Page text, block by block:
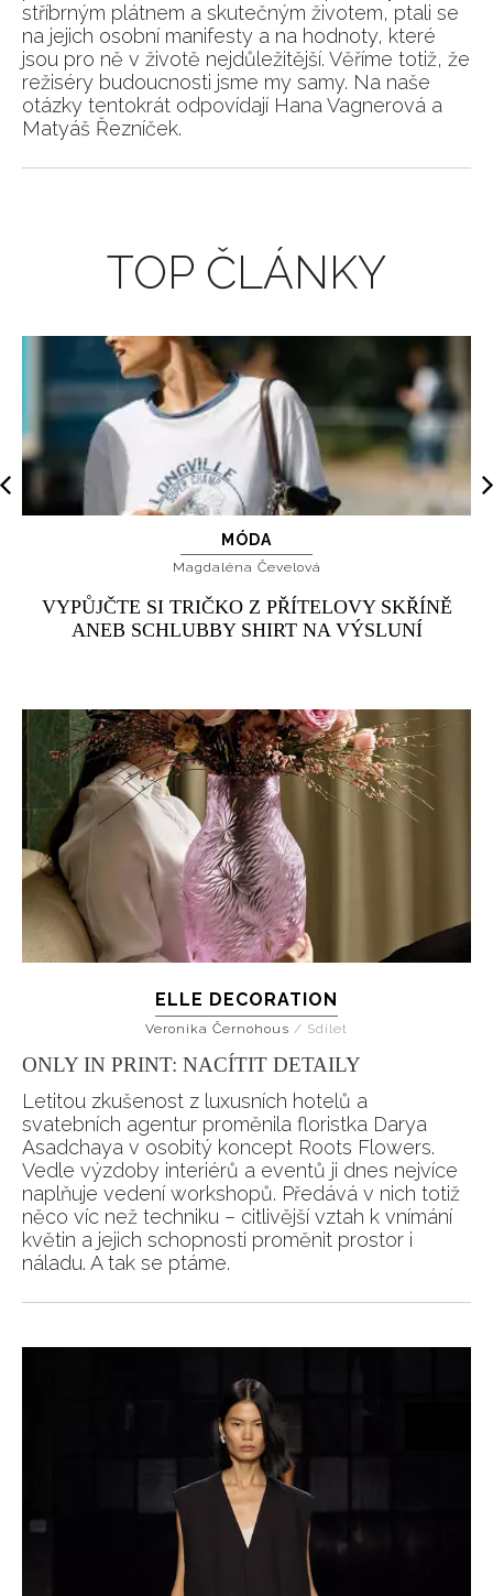
stříbrným plátnem a skutečným životem, ptali se
na jejich osobní manifesty a na hodnoty, které
jsou pro ně v životě nejdůležitější. Věříme totiž, že
režiséry budoucnosti jsme my samy. Na naše
otázky tentokrát odpovídají Hana Vagnerová a
Matyáš Řezníček.
TOP ČLÁNKY
MÓDA
Magdaléna Čevelová
VYPŮJČTE SI TRIČKO Z PŘÍTELOVY SKŘÍNĚ
ANEB SCHLUBBY SHIRT NA VÝSLUNÍ
ELLE DECORATION
Veronika Černohous / Sdílet
ONLY IN PRINT: NACÍTIT DETAILY
Letitou zkušenost z luxusních hotelů a
svatebních agentur proměnila floristka Darya
Asadchaya v osobitý koncept Roots Flowers.
Vedle výzdoby interiérů a eventů ji dnes nejvíce
naplňuje vedení workshopů. Předává v nich totiž
něco víc než techniku – citlivější vztah k vnímání
květin a jejich schopnosti proměnit prostor i
náladu. A tak se ptáme.